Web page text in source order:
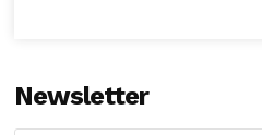
Newsletter